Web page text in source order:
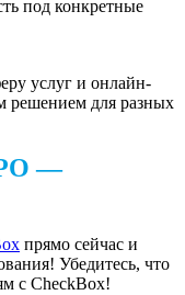
под конкретные
услуг и онлайн-
решением для разных
—
прямо сейчас и
Убедитесь, что
с CheckBox!